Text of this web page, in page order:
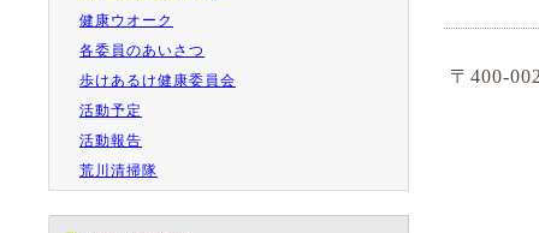
健康ウオーク
各委員のあいさつ
歩けあるけ健康委員会
活動予定
活動報告
荒川清掃隊
〒400-